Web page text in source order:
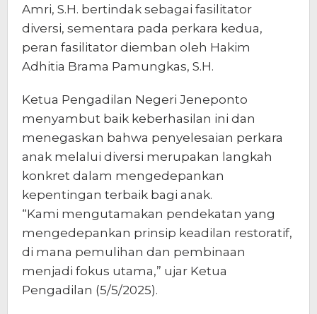
Amri, S.H. bertindak sebagai fasilitator
diversi, sementara pada perkara kedua,
peran fasilitator diemban oleh Hakim
Adhitia Brama Pamungkas, S.H.
Ketua Pengadilan Negeri Jeneponto
menyambut baik keberhasilan ini dan
menegaskan bahwa penyelesaian perkara
anak melalui diversi merupakan langkah
konkret dalam mengedepankan
kepentingan terbaik bagi anak.
“Kami mengutamakan pendekatan yang
mengedepankan prinsip keadilan restoratif,
di mana pemulihan dan pembinaan
menjadi fokus utama,” ujar Ketua
Pengadilan (5/5/2025).